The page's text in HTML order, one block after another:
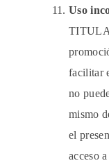
Uso
facilitar
no
mismo
el
acceso